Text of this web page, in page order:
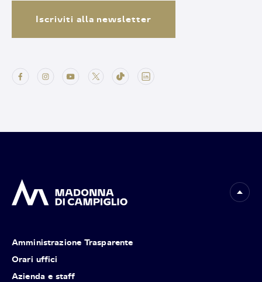
Iscriviti alla newsletter
Amministrazione Trasparente
Orari uffici
Azienda e staff